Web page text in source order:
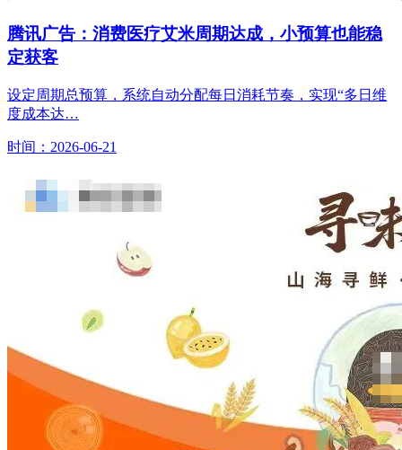
腾讯广告：消费医疗艾米周期达成，小预算也能稳
定获客
设定周期总预算，系统自动分配每日消耗节奏，实现“多日维
度成本达…
时间：2026-06-21